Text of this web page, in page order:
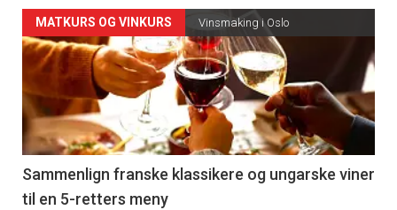
Forsiden
akkurat
nå
-
5
MATKURS OG VINKURS Vinsmaking i Oslo
Sammenlign franske klassikere og ungarske viner
til en 5-retters meny